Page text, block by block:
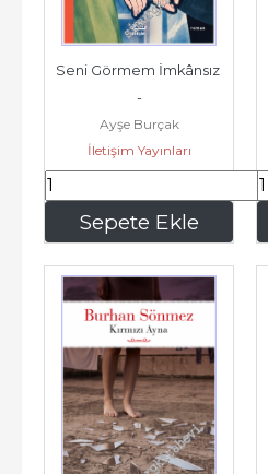
Sepete Ekle
Seni Görmem İmkânsız
-
Ayşe Burçak
İletişim Yayınları
281,20